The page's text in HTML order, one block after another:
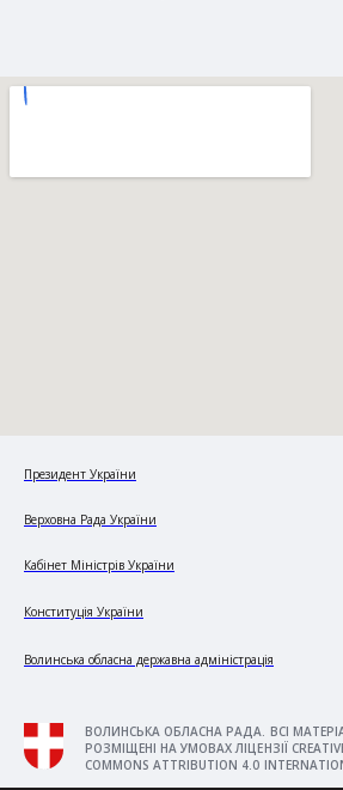
Президент України
Верховна Рада України
Кабінет Міністрів України
Конституція України
Волинська обласна державна адміністрація
ВОЛИНСЬКА ОБЛАСНА РАДА. ВСІ
РОЗМІЩЕНІ НА УМОВАХ ЛІЦЕНЗІЇ
COMMONS ATTRIBUTION 4.0